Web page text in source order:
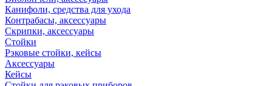
Канифоли, средства для ухода
Контрабасы, аксессуары
Скрипки, аксессуары
Стойки
Рэковые стойки, кейсы
Аксессуары
Кейсы